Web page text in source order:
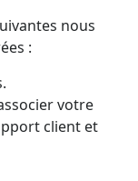
nous
:
votre
client et